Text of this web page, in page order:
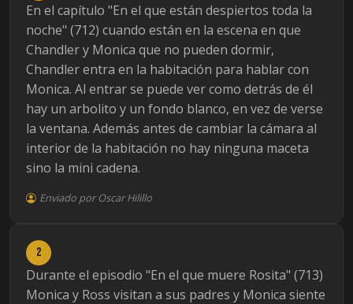
En el capítulo "En el que están despiertos toda la
noche" (712) cuando están en la escena en que
Chandler y Monica que no pueden dormir,
Chandler entra en la habitación para hablar con
Monica. Al entrar se puede ver como detrás de él
hay un arbolito y un fondo blanco, en vez de verse
la ventana. Además antes de cambiar la cámara al
interior de la habitación no hay ninguna maceta
sino la mini cadena.
Enviado por Oscar Hilillo
2
Durante el episodio "En el que muere Rosita" (713)
Monica y Ross visitan a sus padres y Monica siente